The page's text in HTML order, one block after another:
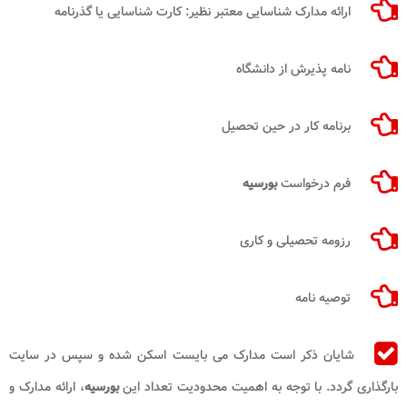
ارائه مدارک شناسایی معتبر نظیر: کارت شناسایی یا گذرنامه
نامه پذیرش از دانشگاه
برنامه کار در حین تحصیل
فرم درخواستبورسیه
رزومه تحصیلی و کاری
توصیه نامه
شایان ذکر است مدارک می بایست اسکن شده و سپس در سایت
بارگذاری گردد. با توجه به اهمیت محدودیت تعداد اینبورسیه، ارائه مدارک و